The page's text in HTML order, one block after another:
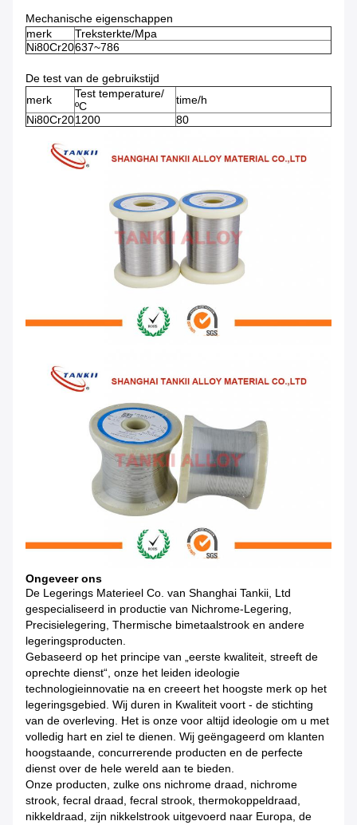
Mechanische eigenschappen
merk
Treksterkte/Mpa
Ni80Cr20637~786
De test van de gebruikstijd
merk
Test temperature/
ºC
time/h
Ni80Cr201200 80
Ongeveer ons
De Legerings Materieel Co. van Shanghai Tankii, Ltd
gespecialiseerd in productie van Nichrome-Legering,
Precisielegering, Thermische bimetaalstrook en andere
legeringsproducten.
Gebaseerd op het principe van „eerste kwaliteit, streeft de
oprechte dienst“, onze het leiden ideologie
technologieinnovatie na en creeert het hoogste merk op het
legeringsgebied. Wij duren in Kwaliteit voort - de stichting
van de overleving. Het is onze voor altijd ideologie om u met
volledig hart en ziel te dienen. Wij geëngageerd om klanten
hoogstaande, concurrerende producten en de perfecte
dienst over de hele wereld aan te bieden.
Onze producten, zulke ons nichrome draad, nichrome
strook, fecral draad, fecral strook, thermokoppeldraad,
nikkeldraad, zijn nikkelstrook uitgevoerd naar Europa, de